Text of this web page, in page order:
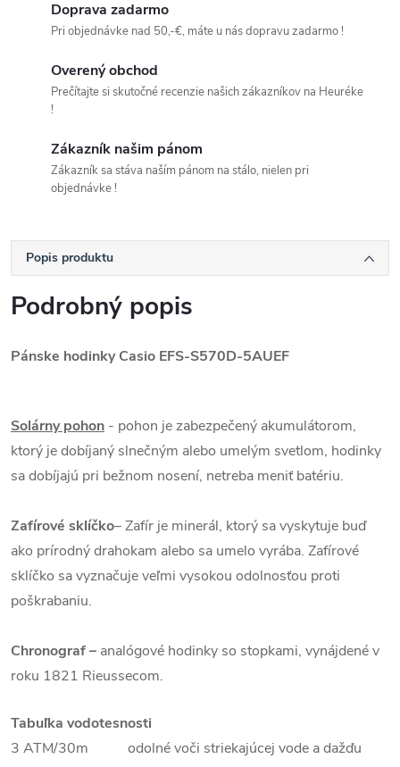
Doprava zadarmo
Pri objednávke nad 50,-€, máte u nás dopravu zadarmo !
Overený obchod
Prečítajte si skutočné recenzie našich zákazníkov na Heuréke
!
Zákazník našim pánom
Zákazník sa stáva naším pánom na stálo, nielen pri
objednávke !
Popis produktu
Podrobný popis
Pánske hodinky Casio EFS-S570D-5AUEF
Solárny pohon - pohon je zabezpečený akumulátorom,
ktorý je dobíjaný slnečným alebo umelým svetlom, hodinky
sa dobíjajú pri bežnom nosení, netreba meniť batériu.
Zafírové sklíčko–Zafír je minerál, ktorý sa vyskytuje buď
ako prírodný drahokam alebo sa umelo vyrába. Zafírové
sklíčko sa vyznačuje veľmi vysokou odolnosťou proti
poškrabaniu.
Chronograf – analógové hodinky so stopkami, vynájdené v
roku 1821 Rieussecom.
Tabuľka vodotesnosti
3 ATM/30m odolné voči striekajúcej vode a dažďu